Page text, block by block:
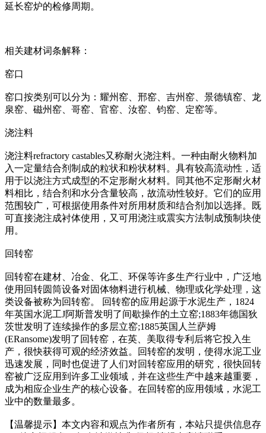
延长窑炉的检修周期。
相关建材词条解释：
窑口
窑口按类别可以分为：耀州窑、邢窑、吉州窑、景德镇窑、龙
泉窑、磁州窑、哥窑、官窑、汝窑、钧窑、定窑等。
浇注料
浇注料refractory castables又称耐火浇注料。一种由耐火物料加
入一定量结合剂制成的粒状和粉状材料。具有较高流动性，适
用于以浇注方式成型的不定形耐火材料。同其他不定形耐火材
料相比，结合剂和水分含量较高，故流动性较好。它们的应用
范围较广，可根据使用条件对所用材质和结合剂加以选择。既
可直接浇注成衬体使用，又可用浇注或震实方法制成预制块使
用。
回转窑
回转窑在建材、冶金、化工、环保等许多生产行业中，广泛地
使用回转圆筒设备对固体物料进行机械、物理或化学处理，这
类设备被称为回转窑。 回转窑的应用起源于水泥生产，1824
年英国水泥工J阿斯普发明了间歇操作的土立窑;1883年德国狄
茨世发明了连续操作的多层立窑;1885英国人兰萨姆
(ERansome)发明了回转窑，在英、美取得专利后将它投入生
产，很快获得可观的经济效益。回转窑的发明，使得水泥工业
迅速发展，同时也促进了人们对回转窑应用的研究，很快回转
窑被广泛应用到许多工业领域，并在这些生产中越来越重要，
成为相应企业生产的核心设备。在回转窑的应用领域，水泥工
业中的数量最多。
【温馨提示】本文内容和观点为作者所有，本站只提供信息存